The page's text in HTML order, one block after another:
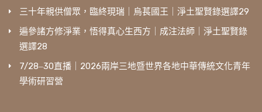
三十年親供僧眾，臨終現瑞｜烏萇國王｜淨土聖賢錄選譯29
遍參諸方修淨業，悟得真心生西方｜成注法師｜淨土聖賢錄
選譯28
7/28‒30直播｜2026兩岸三地暨世界各地中華傳統文化青年
學術研習營